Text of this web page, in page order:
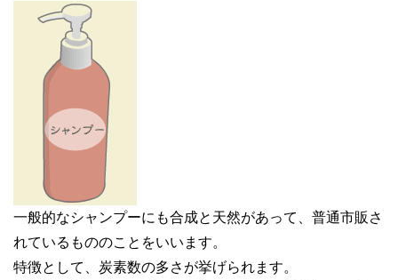
一般的なシャンプーにも合成と天然があって、普通市販さ
れているもののことをいいます。
特徴として、炭素数の多さが挙げられます。